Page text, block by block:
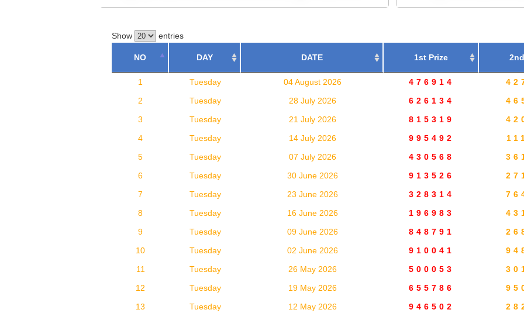
Show entries
NO DAY DATE 1st Prize
1 Tuesday 04 August 2026 476914
2
Tuesday 28 July 2026 626134
3
Tuesday 21 July 2026 815319
4
Tuesday 14 July 2026 995492
5
Tuesday 07 July 2026 430568
6
Tuesday 30 June 2026 913526
7
Tuesday 23 June 2026 328314
8
Tuesday 16 June 2026 196983
9
Tuesday 09 June 2026 848791
10
Tuesday 02 June 2026 910041
11
Tuesday 26 May 2026 500053
12
Tuesday 19 May 2026 655786
13
Tuesday 12 May 2026 946502